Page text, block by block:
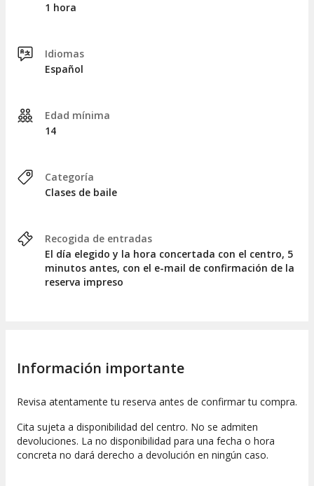
1 hora
Idiomas
Español
Edad mínima
14
Categoría
Clases de baile
Recogida de entradas
El día elegido y la hora concertada con el centro, 5
minutos antes, con el e-mail de confirmación de la
reserva impreso
Información importante
Revisa atentamente tu reserva antes de confirmar tu compra.
Cita sujeta a disponibilidad del centro. No se admiten
devoluciones. La no disponibilidad para una fecha o hora
concreta no dará derecho a devolución en ningún caso.